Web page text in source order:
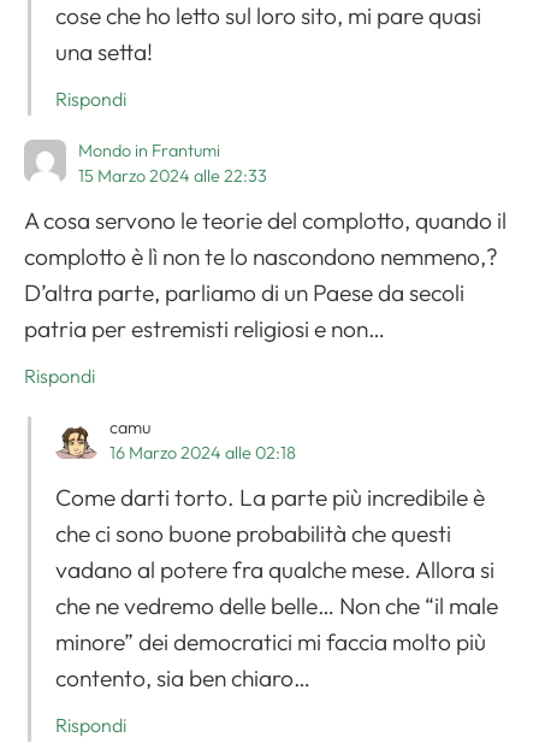
cose che ho letto sul loro sito, mi pare quasi
una setta!
Rispondi
Mondo in Frantumi
15 Marzo 2024 alle 22:33
A cosa servono le teorie del complotto, quando il
complotto è lì non te lo nascondono nemmeno,?
D’altra parte, parliamo di un Paese da secoli
patria per estremisti religiosi e non…
Rispondi
camu
16 Marzo 2024 alle 02:18
Come darti torto. La parte più incredibile è
che ci sono buone probabilità che questi
vadano al potere fra qualche mese. Allora si
che ne vedremo delle belle… Non che “il male
minore” dei democratici mi faccia molto più
contento, sia ben chiaro…
Rispondi